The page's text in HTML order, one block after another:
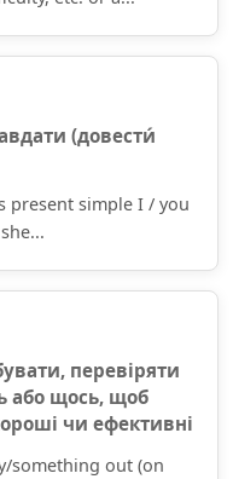
(довести́
present simple I / you
перевіряти
або щось, щоб
чи ефективні
something out (on